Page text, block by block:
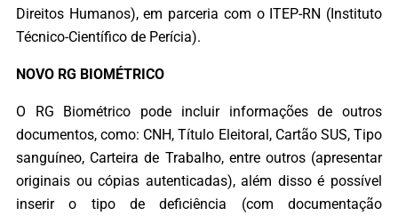
Direitos Humanos), em parceria com o ITEP-RN (Instituto
Técnico-Científico de Perícia).
NOVO RG BIOMÉTRICO
O RG Biométrico pode incluir informações de outros
documentos, como: CNH, Título Eleitoral, Cartão SUS, Tipo
sanguíneo, Carteira de Trabalho, entre outros (apresentar
originais ou cópias autenticadas), além disso é possível
inserir o tipo de deficiência (com documentação